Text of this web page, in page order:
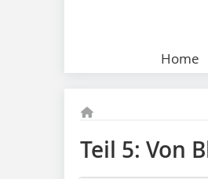
Home
Teil 5: Von